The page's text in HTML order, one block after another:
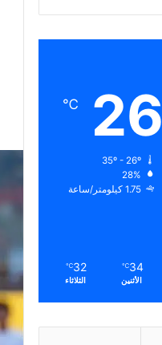
26
℃
28%
1.75 كيلومتر/ساعة
34
℃
الأثنين
32
℃
الثلاثاء